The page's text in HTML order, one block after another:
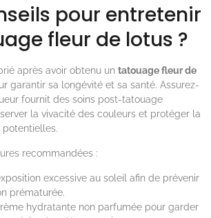
pour entretenir
fleur de lotus ?
après avoir obtenu un tatouage fleur de
garantir sa longévité et sa santé. Assurez-
fournit des soins post-tatouage
la vivacité des couleurs et protéger la
potentielles.
recommandées :
excessive au soleil afin de prévenir
prématurée.
hydratante non parfumée pour garder